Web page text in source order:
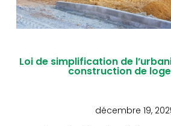
Loi de simplification de
construction de
décembre 19,